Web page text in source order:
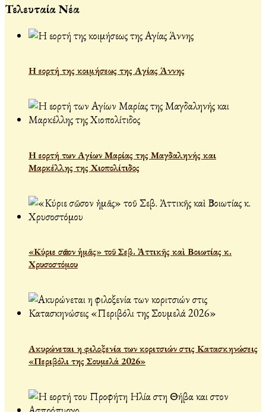
Τελευταία Νέα
Η εορτή της κοιμήσεως της Αγίας Άννης
Η εορτή των Αγίων Μαρίας της Μαγδαληνής και
Μαρκέλλης της Χιοπολίτιδος
«Κύριε σῶσον ἡμᾶς» τοῦ Σεβ. Ἀττικῆς καὶ Βοιωτίας κ.
Χρυσοστόμου
Ακυρώνεται η φιλοξενία των κοριτσιών στις Κατασκηνώσεις
«Περιβόλι της Σουμελά 2026»